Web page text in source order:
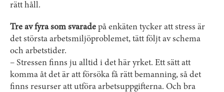
rätt håll.
Tre av fyra som svarade på enkäten tycker att stress är
det största arbetsmiljöproblemet, tätt följt av schema
och arbetstider.
– Stressen finns ju alltid i det här yrket. Ett sätt att
komma åt det är att försöka få rätt bemanning, så det
finns resurser att utföra arbetsuppgifterna. Och bra